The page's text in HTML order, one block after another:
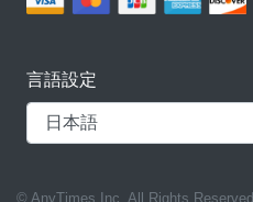
言語設定
© AnyTimes Inc. All Rights Reserved